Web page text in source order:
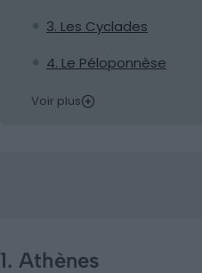
3. Les Cyclades
4. Le Péloponnèse
Voir plus
1. Athènes